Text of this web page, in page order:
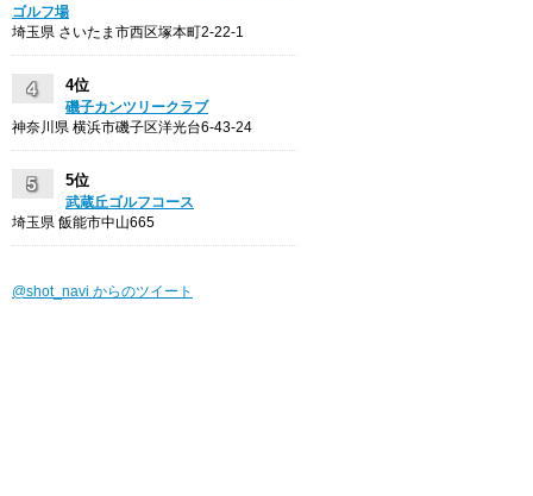
ゴルフ場
埼玉県 さいたま市西区塚本町2-22-1
4位
磯子カンツリークラブ
神奈川県 横浜市磯子区洋光台6-43-24
5位
武蔵丘ゴルフコース
埼玉県 飯能市中山665
@shot_navi からのツイート